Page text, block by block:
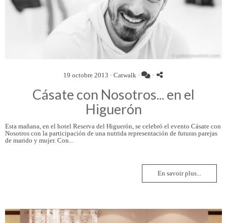
19 octobre 2013 · Catwalk · ·
Cásate con Nosotros... en el
Higuerón
Esta mañana, en el hotel Reserva del Higuerón, se celebró el evento Cásate con
Nosotros con la participación de una nutrida representación de futuras parejas
de marido y mujer. Con...
En savoir plus...